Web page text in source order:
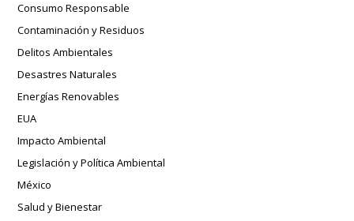
Consumo Responsable
Contaminación y Residuos
Delitos Ambientales
Desastres Naturales
Energías Renovables
EUA
Impacto Ambiental
Legislación y Política Ambiental
México
Salud y Bienestar